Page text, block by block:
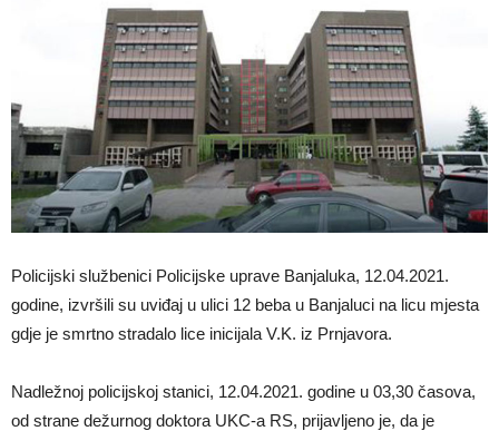
Policijski službenici Policijske uprave Banjaluka, 12.04.2021.
godine, izvršili su uviđaj u ulici 12 beba u Banjaluci na licu mjesta
gdje je smrtno stradalo lice inicijala V.K. iz Prnjavora.
Nadležnoj policijskoj stanici, 12.04.2021. godine u 03,30 časova,
od strane dežurnog doktora UKC-a RS, prijavljeno je, da je